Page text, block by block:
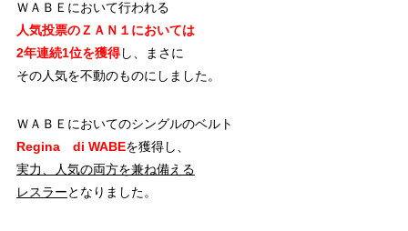
ＷＡＢＥにおいて行われる
人気投票のＺＡＮ１においては
2年連続1位を獲得し、まさに
その人気を不動のものにしました。
ＷＡＢＥにおいてのシングルのベルト
Regina di WABEを獲得し、
実力、人気の両方を兼ね備える
レスラーとなりました。